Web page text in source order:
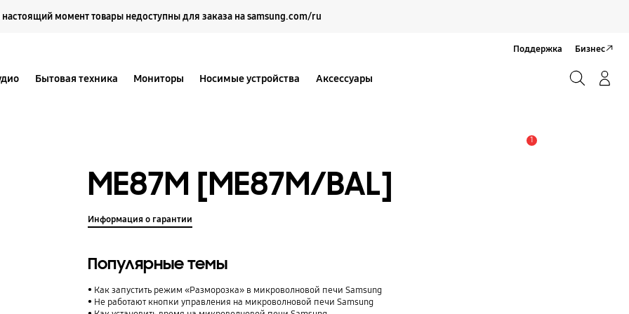
настоящий момент товары недоступны для заказа на samsung.com/ru
Бытовая техника Мониторы Носимые устройства Аксессуары
Поддержка Бизнес
1
ME87M [ME87M/BAL]
Информация о гарантии
Популярные темы
Как запустить режим «Разморозка» в микроволновой печи Samsung
Не работают кнопки управления на микроволновой печи Samsung